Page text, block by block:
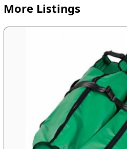
More Listings